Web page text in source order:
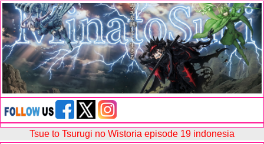
Tsue to Tsurugi no Wistoria episode 19 indonesia